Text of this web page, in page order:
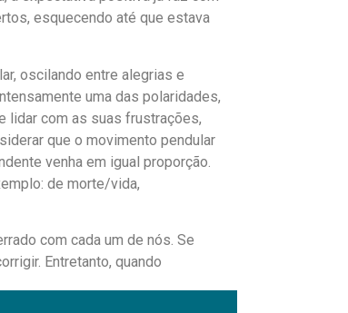
esquecendo até que estava
oscilando entre alegrias e
uma das polaridades,
lidar com as suas frustrações,
que o movimento pendular
venha em igual proporção.
de morte/vida,
com cada um de nós. Se
Entretanto, quando